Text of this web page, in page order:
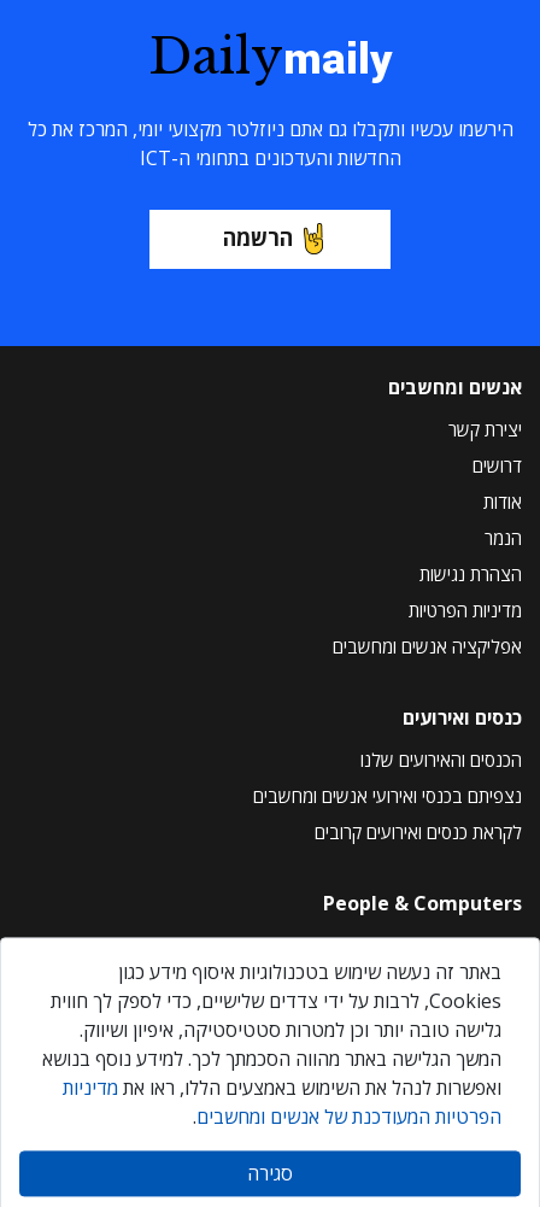
Dailymaily
הירשמו עכשיו ותקבלו גם אתם ניוזלטר מקצועי יומי, המרכז את כל
החדשות והעדכונים בתחומי ה-ICT
הרשמה
אנשים ומחשבים
יצירת קשר
דרושים
אודות
הנמר
הצהרת נגישות
מדיניות הפרטיות
אפליקציה אנשים ומחשבים
כנסים ואירועים
הכנסים והאירועים שלנו
נצפיתם בכנסי ואירועי אנשים ומחשבים
לקראת כנסים ואירועים קרובים
People & Computers
About Us
Privacy Policy
Contact Us
Our Events
אנשים ומחשבים © 2026 – כל הזכויות שמורות
באתר זה נעשה שימוש בטכנולוגיות איסוף מידע כגון
Cookies, לרבות על ידי צדדים שלישיים, כדי לספק לך חווית
גלישה טובה יותר וכן למטרות סטטיסטיקה, איפיון ושיווק.
המשך הגלישה באתר מהווה הסכמתך לכך. למידע נוסף בנושא
ואפשרות לנהל את השימוש באמצעים הללו, ראו את מדיניות
הפרטיות המעודכנת של אנשים ומחשבים.
סגירה